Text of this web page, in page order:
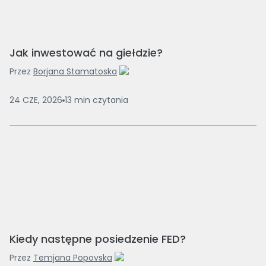
Jak inwestować na giełdzie?
Przez Borjana Stamatoska
24 CZE, 2026 13 min czytania
Kiedy następne posiedzenie FED?
Przez Temjana Popovska